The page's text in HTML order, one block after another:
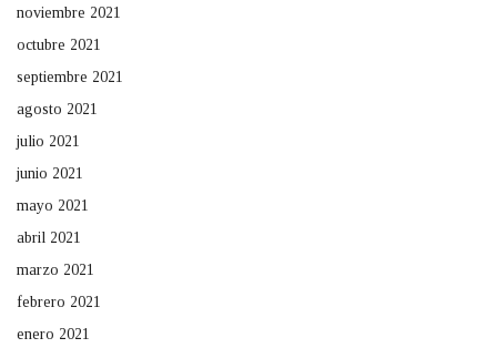
noviembre 2021
octubre 2021
septiembre 2021
agosto 2021
julio 2021
junio 2021
mayo 2021
abril 2021
marzo 2021
febrero 2021
enero 2021